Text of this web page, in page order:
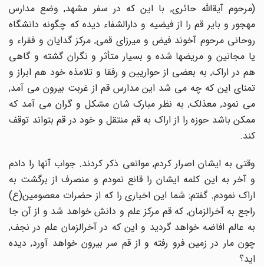
(مرحوم آیةالله حائری, با این که در سفر مشهد, وضع مدارس
مهجور و بایر قم را از فیضیه و دارالشفاء دیده که چگونه دانشگاه
روحانی مرحوم آخوند فیض و میرزای قمی, مرکز گدایان و فقراء و
یا مجانین و مریضها شده و بسیار متأثر و نگران گشته و گاهی
هم در اراک, به بعضی از حواریین و رفقا و تلامذه خود هم ابراز و
تمنای این که چه می شد این مدارس قم از غربت بیرون می آمد,
می نمود, معذلک, به نظر مبارک شان مشکل و گران می آمد که
ممکن باشد حوزه را از اراک به قم منتقل و خود در قم بتواند توقف
کند.
وقتی به ایشان اصرار کردم, موانعی ذکر کردند. جواب آنها را دادم
و آخر به این کلمه ایشان را قانع نمودم و منصرف از برگشت به
اراک نمودم. گفتم: شما این اخباری را که از حضرات معصومین(ع)
راجع به آخرالزمان, که قم مرکز علم و دانش خواهد شد و از آن جا
به عالم افاضه خواهد گردید و این که در آخرالزمان علم در نجف,
چون مار در زمین فرو رفته و از قم سر بیرون خواهد آورد, دیده
اید؟